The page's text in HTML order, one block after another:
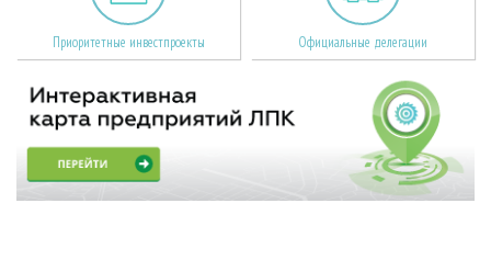
Приоритетные инвестпроекты Официальные делегации